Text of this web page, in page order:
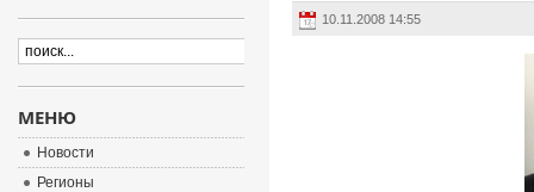
10.11.2008 14:55
МЕНЮ
Новости
Регионы